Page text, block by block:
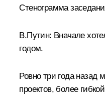
Стенограмма
В.Путин: Вначале
годом.
Ровно три года назад
проектов, более